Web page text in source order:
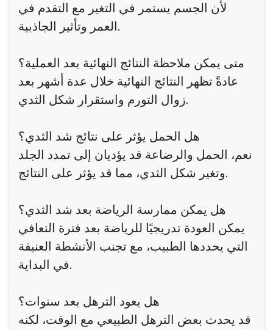
لأن الجسم يستمر في التغير مع التقدم في
العمر وتأثير الجاذبية.
متى يمكن ملاحظة النتائج النهائية بعد العملية؟
عادةً تظهر النتائج النهائية خلال عدة أشهر بعد
زوال التورم واستقرار شكل الثدي.
هل الحمل يؤثر على نتائج شد الثدي؟
نعم، الحمل والرضاعة قد يؤديان إلى تمدد الجلد
وتغير شكل الثدي، مما قد يؤثر على النتائج.
هل يمكن ممارسة الرياضة بعد شد الثدي؟
يمكن العودة تدريجيًا للرياضة بعد فترة التعافي
التي يحددها الطبيب، مع تجنب الأنشطة العنيفة
في البداية.
هل يعود الترهل بعد سنوات؟
قد يحدث بعض الترهل الطبيعي مع الوقت، لكنه